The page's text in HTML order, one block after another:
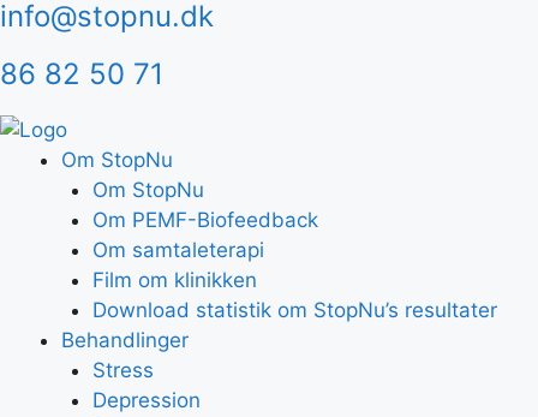
Hop
indhold
info@stopnu.dk
86 82 50 71
Om StopNu
Om StopNu
Om PEMF-Biofeedback
Om samtaleterapi
Film om klinikken
Download statistik om StopNu’s resultater
Behandlinger
Stress
Depression